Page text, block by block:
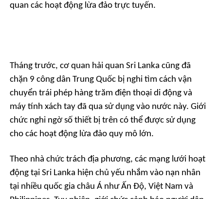
quan các hoạt động lừa đảo trực tuyến.
Tháng trước, cơ quan hải quan Sri Lanka cũng đã
chặn 9 công dân Trung Quốc bị nghi tìm cách vận
chuyển trái phép hàng trăm điện thoại di động và
máy tính xách tay đã qua sử dụng vào nước này. Giới
chức nghi ngờ số thiết bị trên có thể được sử dụng
cho các hoạt động lừa đảo quy mô lớn.
Theo nhà chức trách địa phương, các mạng lưới hoạt
động tại Sri Lanka hiện chủ yếu nhắm vào nạn nhân
tại nhiều quốc gia châu Á như Ấn Độ, Việt Nam và